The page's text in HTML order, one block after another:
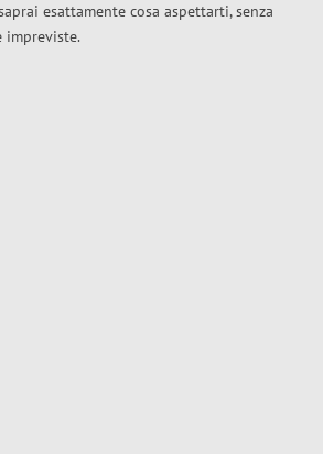
esattamente cosa aspettarti, senza
impreviste.